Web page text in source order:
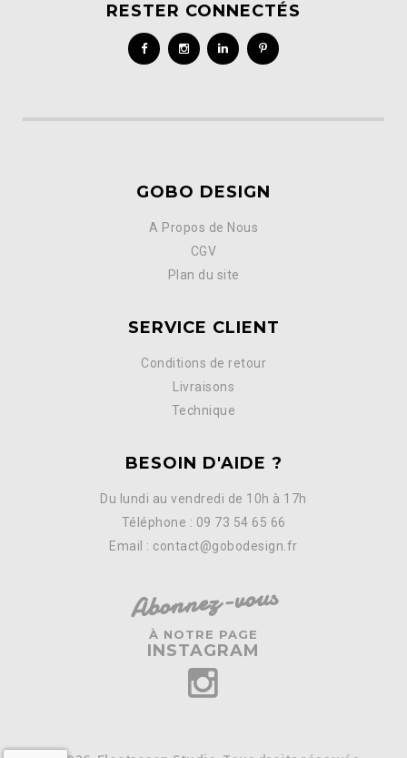
RESTER CONNECTÉS
GOBO DESIGN
A Propos de Nous
CGV
Plan du site
SERVICE CLIENT
Conditions de retour
Livraisons
Technique
BESOIN D'AIDE ?
Du lundi au vendredi de 10h à 17h
Téléphone : 09 73 54 65 66
Email : contact@gobodesign.fr
Abonnez-vous
À NOTRE PAGE
INSTAGRAM